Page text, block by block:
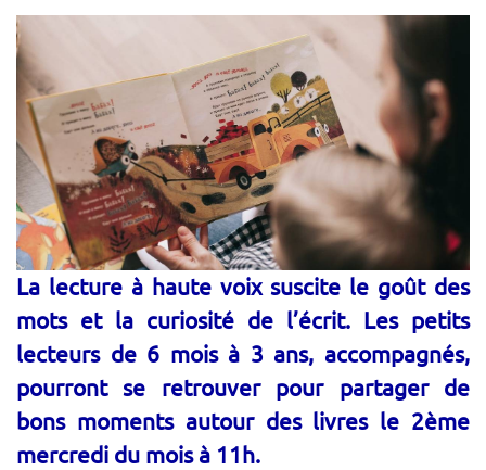
La lecture à haute voix suscite le goût des
mots et la curiosité de l’écrit. Les petits
lecteurs de 6 mois à 3 ans, accompagnés,
pourront se retrouver pour partager de
bons moments autour des livres le 2ème
mercredi du mois à 11h.